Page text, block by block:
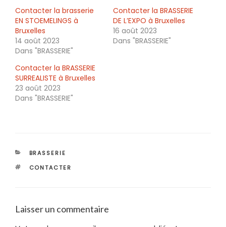
Contacter la brasserie
EN STOEMELINGS à
Bruxelles
14 août 2023
Dans "BRASSERIE"
Contacter la BRASSERIE
DE L’EXPO à Bruxelles
16 août 2023
Dans "BRASSERIE"
Contacter la BRASSERIE
SURREALISTE à Bruxelles
23 août 2023
Dans "BRASSERIE"
CATÉGORIES
BRASSERIE
ÉTIQUETTES
CONTACTER
Laisser un commentaire